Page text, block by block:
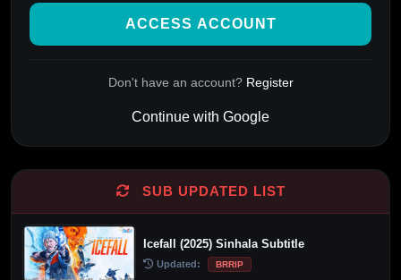
ACCESS ACCOUNT
Don't have an account? Register
Continue with Google
SUB UPDATED LIST
Icefall (2025) Sinhala Subtitle
Updated: BRRIP